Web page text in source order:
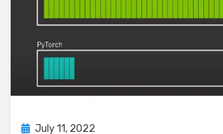
Posted
July 11, 2022